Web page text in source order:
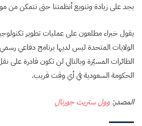
بجد على زيادة وتنويع أنظمتنا حتى نتمكن من
يقول خبراء مطلعون على عمليات تطوير
الولايات المتحدة ليس لديها برنامج دفاعي
الطائرات المسيّرة وبالتالي لن تكون قادرة على
الحكومة السعودية في أي وقت قريب.
المصدر: وول ستريت جورنال